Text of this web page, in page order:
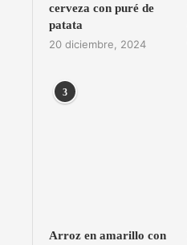
cerveza con puré de
patata
20 diciembre, 2024
3
Arroz en amarillo con